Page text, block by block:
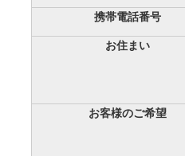
携帯電話番号
お住まい
お客様のご希望